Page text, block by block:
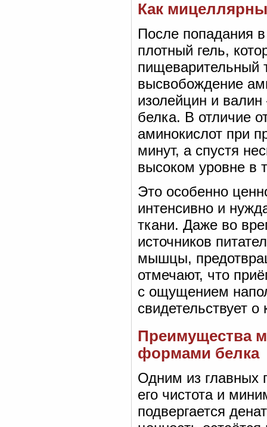
Как
После попадания
плотный гель,
пищеварительный
высвобождение
изолейцин и
белка. В отличие
аминокислот при
минут, а спустя
высоком уровне в
Это особенно
интенсивно и
ткани. Даже во
источников
мышцы,
отмечают, что
с ощущением
свидетельствует
Преимущества
формами белка
Одним из главных
его чистота и
подвергается